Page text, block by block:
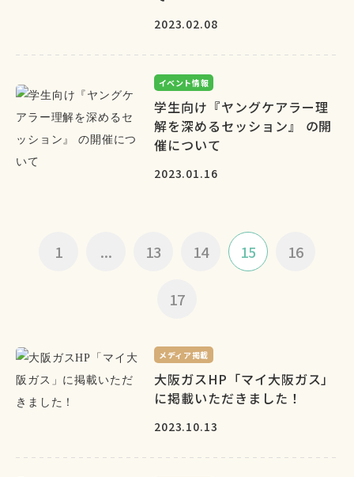
2023.02.08
イベント情報
学生向け『ヤングケアラー理
解を深めるセッション』 の開
催について
2023.01.16
1 ... 13 14 15 16
17
メディア掲載
大阪ガスHP「マイ大阪ガス」
に掲載いただきました！
2023.10.13